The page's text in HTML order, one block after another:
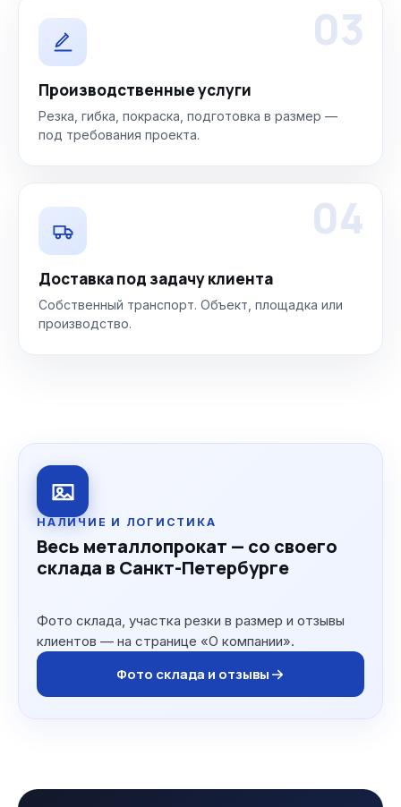
03
Производственные услуги
Резка, гибка, покраска, подготовка в размер —
под требования проекта.
04
Доставка под задачу клиента
Собственный транспорт. Объект, площадка или
производство.
НАЛИЧИЕ И ЛОГИСТИКА
Весь металлопрокат — со своего
склада в Санкт-Петербурге
Фото склада, участка резки в размер и отзывы
клиентов — на странице «О компании».
Фото склада и отзывы